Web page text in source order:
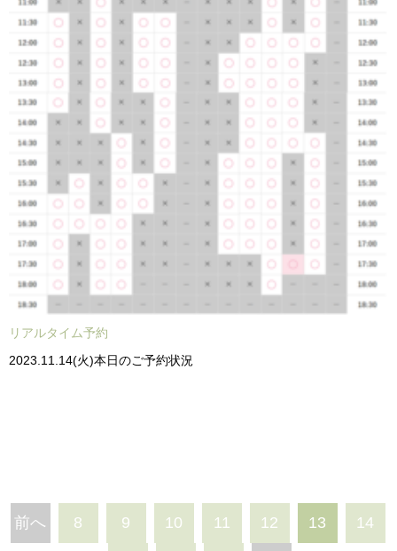
リアルタイム予約
2023.11.14(火)本日のご予約状況
前へ 8 9 10 11 12 13 14